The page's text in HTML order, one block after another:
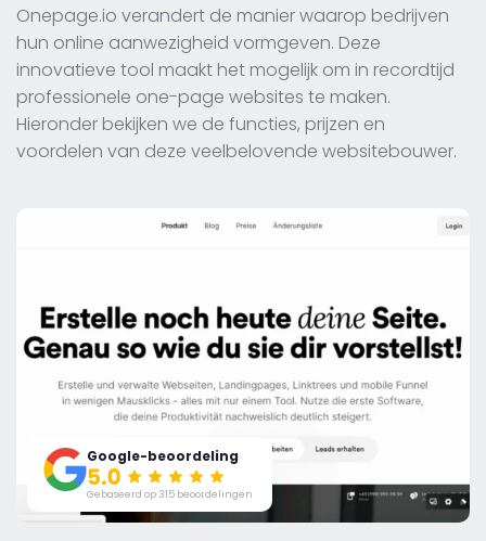
Onepage.io verandert de manier waarop bedrijven
hun online aanwezigheid vormgeven. Deze
innovatieve tool maakt het mogelijk om in recordtijd
professionele one-page websites te maken.
Hieronder bekijken we de functies, prijzen en
voordelen van deze veelbelovende websitebouwer.
Google-beoordeling
Gebaseerd op 315 beoordelingen